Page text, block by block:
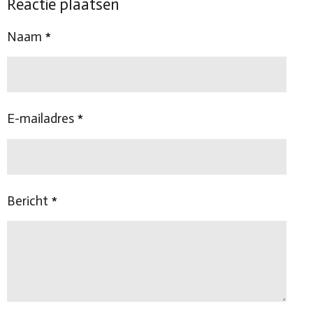
e
l
r
e
Reactie plaatsen
Naam *
E-mailadres *
Bericht *